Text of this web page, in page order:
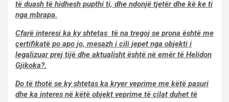
të duash të hidhesh pupthi ti, dhe ndonjë tjetër dhe kë ke ti
nga mbrapa.
Cfarë interesi ka ky shtetas të na tregoj se prona është me
çertifikatë po apo jo, mesazh i cili jepet nga objekti i
legalizuar prej tijë dhe aktualisht është në emër të Helidon
Gjikoka?.
Do të thotë se ky shtetas ka kryer veprime me këtë pasuri
dhe ka interes në këtë objekt veprime të cilat duhet të